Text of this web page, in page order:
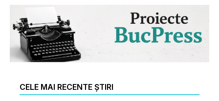
CELE MAI RECENTE ȘTIRI